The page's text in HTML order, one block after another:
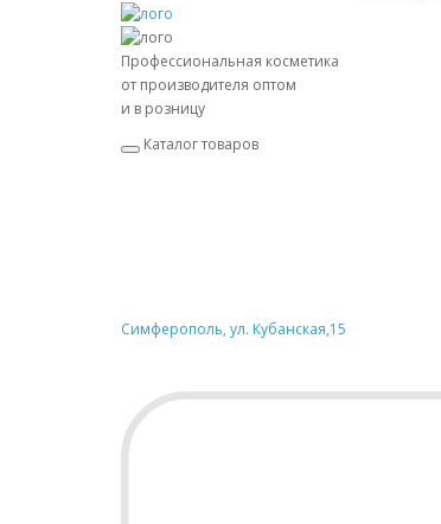
Профессиональная косметика
от производителя оптом
и в розницу
Каталог товаров
Симферополь, ул. Кубанская,15